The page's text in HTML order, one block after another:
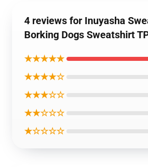
4 reviews for Inuyasha
Borking Dogs Sweatshirt
★★★★★
★★★★☆
★★★☆☆
★★☆☆☆
★☆☆☆☆